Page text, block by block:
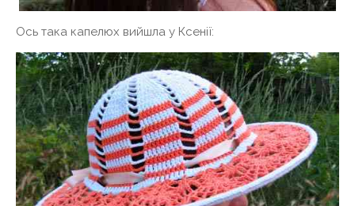
Ось така капелюх вийшла у Ксенії: